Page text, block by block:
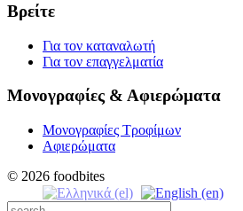
Βρείτε
Για τον καταναλωτή
Για τον επαγγελματία
Μονογραφίες & Αφιερώματα
Μονογραφίες Τροφίμων
Αφιερώματα
© 2026 foodbites